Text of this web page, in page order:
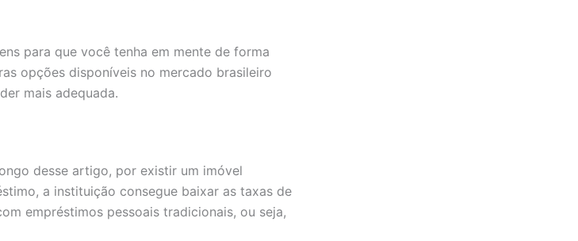
para que você tenha em mente de forma
opções disponíveis no mercado brasileiro
mais adequada.
desse artigo, por existir um imóvel
a instituição consegue baixar as taxas de
empréstimos pessoais tradicionais, ou seja,